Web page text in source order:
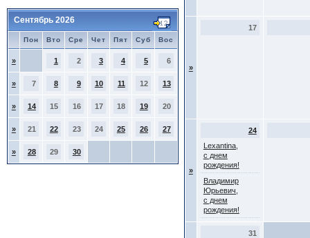
Сентябрь 2026
Пон Вто Сре Чет Пят Суб Вос
» 1 2 3 4 5 6
» 7 8 9 10 11 12 13
» 14 15 16 17 18 19 20
» 21 22 23 24 25 26 27
» 28 29 30
»
17
»
24
Lexantina,
с днем
рождения!
Владимир
Юрьевич,
с днем
рождения!
31